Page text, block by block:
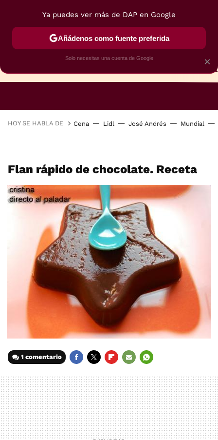
HOY SE HABLA DE Cena Lidl José Andrés Mundial
Flan rápido de chocolate. Receta
1 comentario
MAIL
×
Ya puedes ver más de DAP en Google
Añádenos como fuente preferida
Solo necesitas una cuenta de Google